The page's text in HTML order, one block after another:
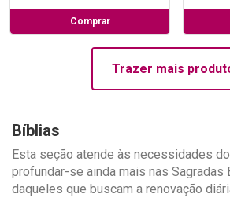
Comprar
Trazer mais
Bíblias
Esta seção atende às necessidades
profundar-se ainda mais nas Sagradas
daqueles que buscam a renovação